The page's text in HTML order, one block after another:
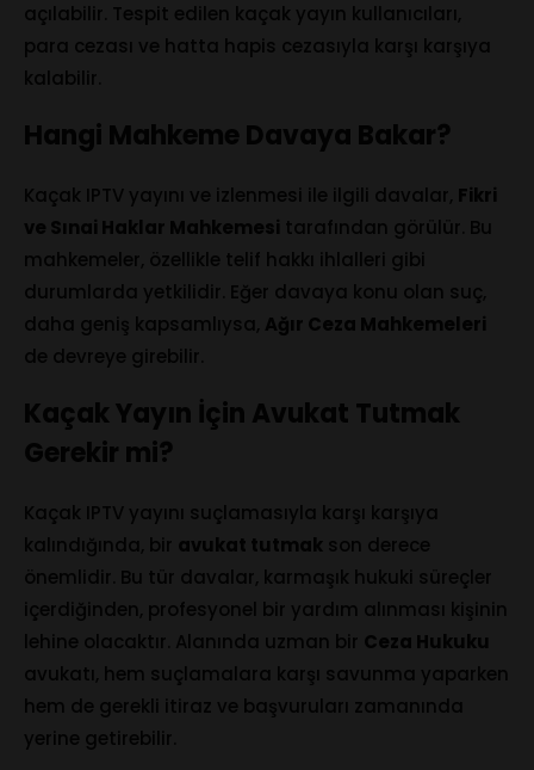
açılabilir. Tespit edilen kaçak yayın kullanıcıları,
para cezası ve hatta hapis cezasıyla karşı karşıya
kalabilir.
Hangi Mahkeme Davaya Bakar?
Kaçak IPTV yayını ve izlenmesi ile ilgili davalar, Fikri
ve Sınai Haklar Mahkemesi tarafından görülür. Bu
mahkemeler, özellikle telif hakkı ihlalleri gibi
durumlarda yetkilidir. Eğer davaya konu olan suç,
daha geniş kapsamlıysa, Ağır Ceza Mahkemeleri
de devreye girebilir.
Kaçak Yayın İçin Avukat Tutmak
Gerekir mi?
Kaçak IPTV yayını suçlamasıyla karşı karşıya
kalındığında, bir avukat tutmak son derece
önemlidir. Bu tür davalar, karmaşık hukuki süreçler
içerdiğinden, profesyonel bir yardım alınması kişinin
lehine olacaktır. Alanında uzman bir Ceza Hukuku
avukatı, hem suçlamalara karşı savunma yaparken
hem de gerekli itiraz ve başvuruları zamanında
yerine getirebilir.